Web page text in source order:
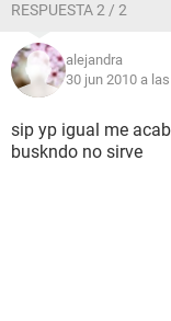
RESPUESTA 2 / 2
alejandra
30 jun 2010 a
sip yp igual me
buskndo no sirve